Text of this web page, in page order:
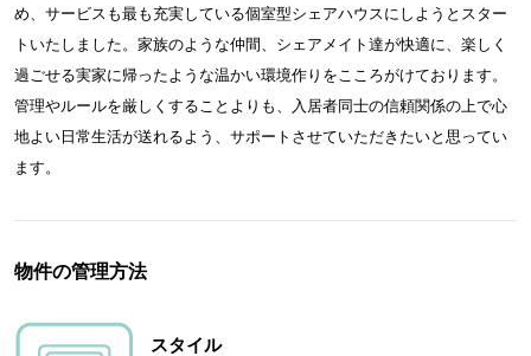
め、サービスも最も充実している個室型シェアハウスにしようとスター
トいたしました。家族のような仲間、シェアメイト達が快適に、楽しく
過ごせる実家に帰ったような温かい環境作りをこころがけております。
管理やルールを厳しくすることよりも、入居者同士の信頼関係の上で心
地よい日常生活が送れるよう、サポートさせていただきたいと思ってい
ます。
物件の管理方法
スタイル